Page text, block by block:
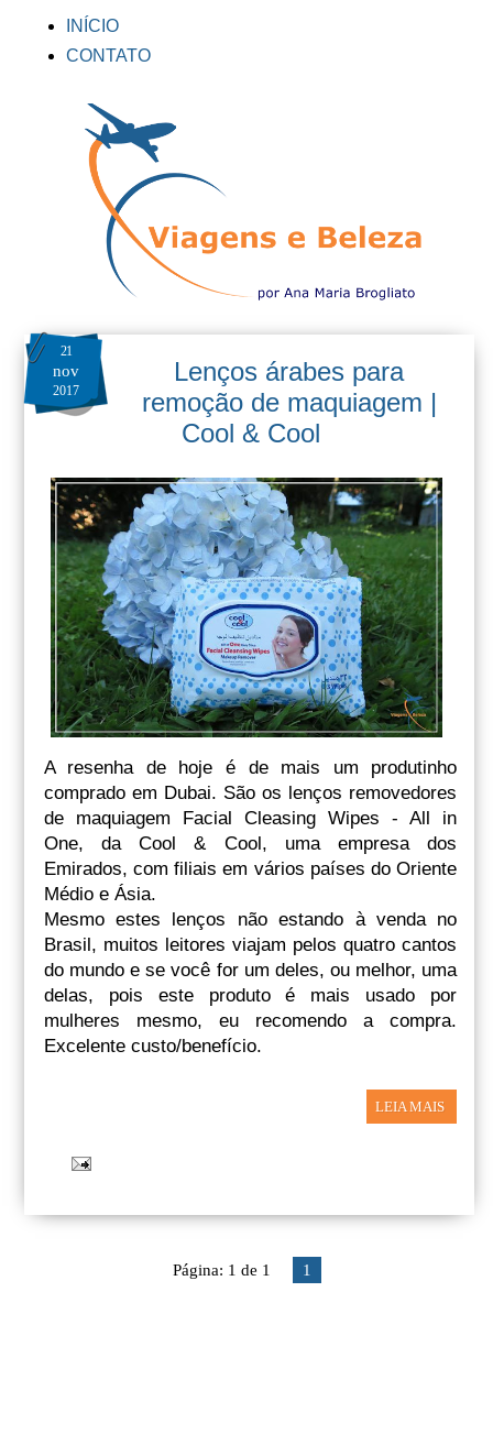
INÍCIO
CONTATO
21
nov
2017
Lenços árabes para
remoção de maquiagem |
Cool & Cool
A resenha de hoje é de mais um produtinho
comprado em Dubai. São os lenços removedores
de maquiagem Facial Cleasing Wipes - All in
One, da Cool & Cool, uma empresa dos
Emirados, com filiais em vários países do Oriente
Médio e Ásia.
Mesmo estes lenços não estando à venda no
Brasil, muitos leitores viajam pelos quatro cantos
do mundo e se você for um deles, ou melhor, uma
delas, pois este produto é mais usado por
mulheres mesmo, eu recomendo a compra.
Excelente custo/benefício.
LEIA MAIS
Página: 1 de 1 1